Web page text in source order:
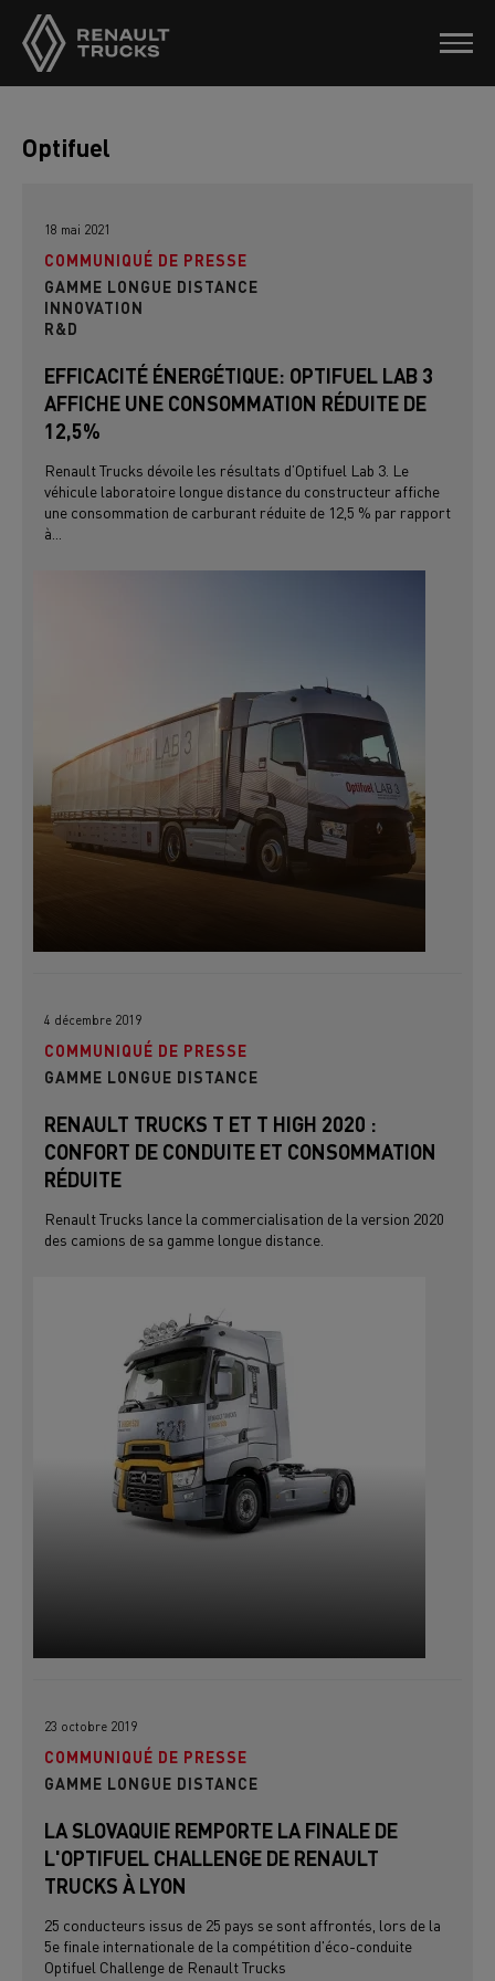
Optifuel
18 mai 2021
COMMUNIQUÉ DE PRESSE
GAMME LONGUE DISTANCE
INNOVATION
R&D
EFFICACITÉ ÉNERGÉTIQUE: OPTIFUEL LAB 3
AFFICHE UNE CONSOMMATION RÉDUITE DE
12,5%
Renault Trucks dévoile les résultats d’Optifuel Lab 3. Le
véhicule laboratoire longue distance du constructeur affiche
une consommation de carburant réduite de 12,5 % par rapport
à...
4 décembre 2019
COMMUNIQUÉ DE PRESSE
GAMME LONGUE DISTANCE
RENAULT TRUCKS T ET T HIGH 2020 :
CONFORT DE CONDUITE ET CONSOMMATION
RÉDUITE
Renault Trucks lance la commercialisation de la version 2020
des camions de sa gamme longue distance.
23 octobre 2019
COMMUNIQUÉ DE PRESSE
GAMME LONGUE DISTANCE
LA SLOVAQUIE REMPORTE LA FINALE DE
L'OPTIFUEL CHALLENGE DE RENAULT
TRUCKS À LYON
25 conducteurs issus de 25 pays se sont affrontés, lors de la
5e finale internationale de la compétition d'éco-conduite
Optifuel Challenge de Renault Trucks